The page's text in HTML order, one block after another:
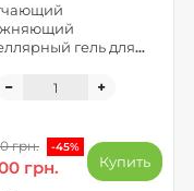
гель для
грн. -45%
грн. Купить